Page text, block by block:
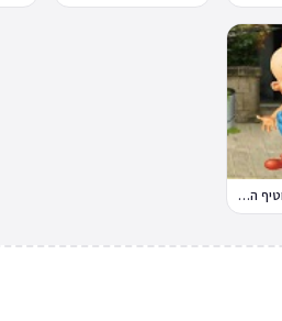
במבה בעקבות החטיף החטוף 2